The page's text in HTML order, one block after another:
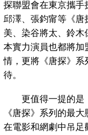
探聯盟會在東京攜手
邱澤、張鈞甯等《
美、染谷將太、鈴木
本實力演員也都將加
情，更將《唐探》系
待。
更值得一提的是
《唐探》系列的最
在電影和網劇中吊